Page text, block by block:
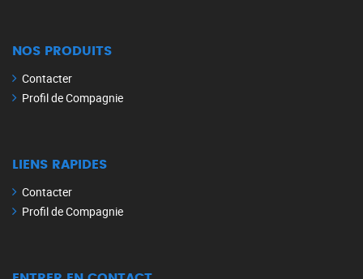
NOS PRODUITS
Contacter
Profil de Compagnie
LIENS RAPIDES
Contacter
Profil de Compagnie